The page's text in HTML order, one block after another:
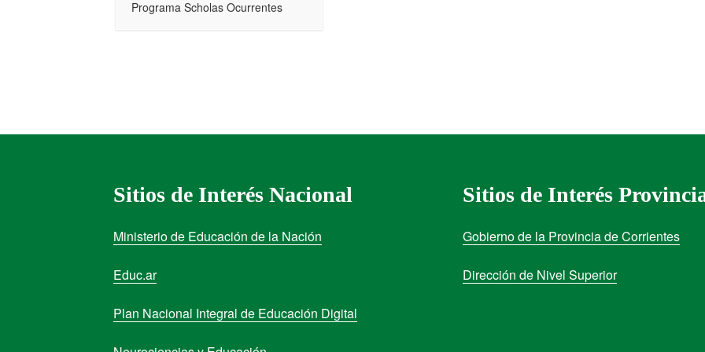
Programa Scholas Ocurrentes
Sitios de Interés Nacional
Ministerio de Educación de la Nación
Educ.ar
Plan Nacional Integral de Educación Digital
Sitios de Interés
Gobierno de la Provincia de Corrientes
Dirección de Nivel Superior